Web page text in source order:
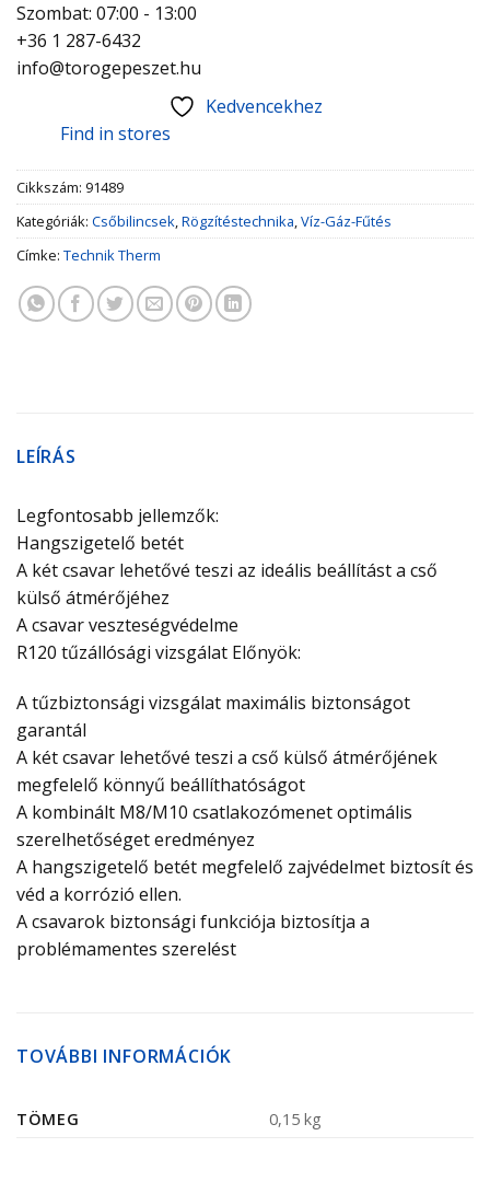
Szombat: 07:00 - 13:00
+36 1 287-6432
info@torogepeszet.hu
Kedvencekhez
Find in stores
Cikkszám: 91489
Kategóriák: Csőbilincsek,Rögzítéstechnika,Víz-Gáz-Fűtés
Címke: Technik Therm
LEÍRÁS
Legfontosabb jellemzők:
Hangszigetelő betét
A két csavar lehetővé teszi az ideális beállítást a cső
külső átmérőjéhez
A csavar veszteségvédelme
R120 tűzállósági vizsgálat Előnyök:
A tűzbiztonsági vizsgálat maximális biztonságot
garantál
A két csavar lehetővé teszi a cső külső átmérőjének
megfelelő könnyű beállíthatóságot
A kombinált M8/M10 csatlakozómenet optimális
szerelhetőséget eredményez
A hangszigetelő betét megfelelő zajvédelmet biztosít és
véd a korrózió ellen.
A csavarok biztonsági funkciója biztosítja a
problémamentes szerelést
TOVÁBBI INFORMÁCIÓK
TÖMEG 0,15 kg